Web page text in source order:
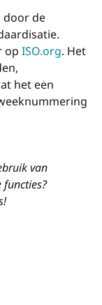
door de
op ISO.org. Het
het een
van
functies?